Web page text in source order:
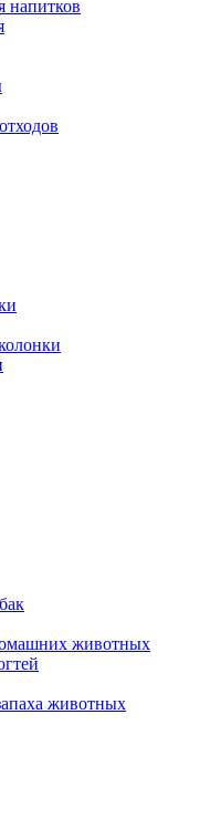
животных
животных